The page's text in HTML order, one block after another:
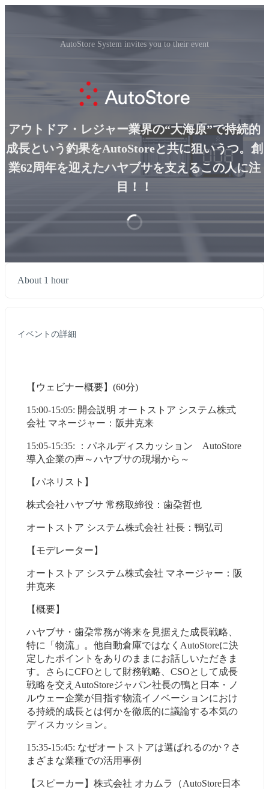
AutoStore System invites you to their event
アウトドア・レジャー業界の“大海原”で持続的
成長という釣果をAutoStoreと共に狙いうつ。創
業62周年を迎えたハヤブサを支えるこの人に注
目！！
About 1 hour
イベントの詳細
【ウェビナー概要】(60分)
15:00-15:05: 開会説明 オートストア システム株式
会社 マネージャー：阪井克来
15:05-15:35: ：パネルディスカッション　AutoStore
導入企業の声～ハヤブサの現場から～
【パネリスト】
株式会社ハヤブサ 常務取締役：歯朶哲也
オートストア システム株式会社 社長：鴨弘司
【モデレーター】
オートストア システム株式会社 マネージャー：阪
井克来
【概要】
ハヤブサ・歯朶常務が将来を見据えた成長戦略、
特に「物流」。他自動倉庫ではなくAutoStoreに決
定したポイントをありのままにお話しいただきま
す。さらにCFOとして財務戦略、CSOとして成長
戦略を交えAutoStoreジャパン社長の鴨と日本・ノ
ルウェー企業が目指す物流イノベーションにおけ
る持続的成長とは何かを徹底的に議論する本気の
ディスカッション。
15:35-15:45: なぜオートストアは選ばれるのか？さ
まざまな業種での活用事例
【スピーカー】株式会社 オカムラ（AutoStore日本